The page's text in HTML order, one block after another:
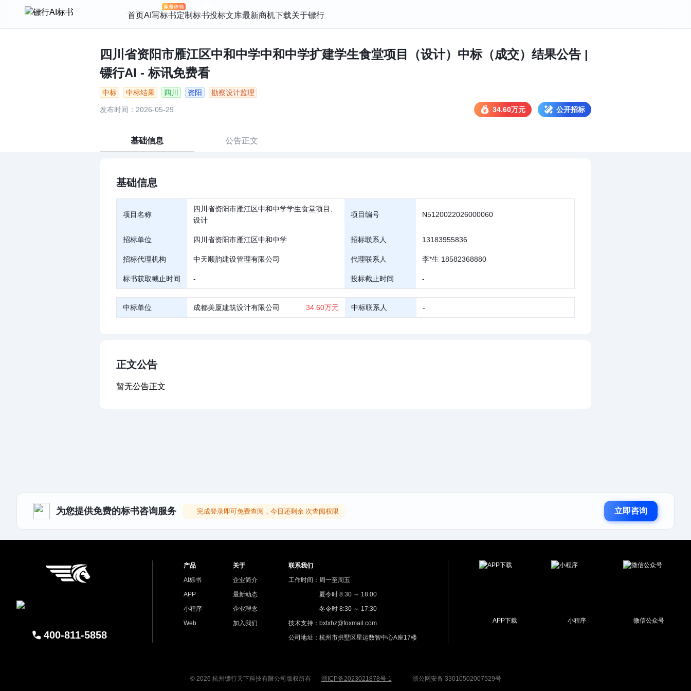
首页AI写标书定制标书投标文库最新商机下载关于镖行
四川省资阳市雁江区中和中学中和中学扩建学生食堂项目（设计）中标（成交）结果公告 |
镖行AI - 标讯免费看
中标 中标结果 四川 资阳 勘察设计监理
发布时间：2026-05-29 34.60万元 公开招标
基础信息 公告正文
基础信息
项目名称
四川省资阳市雁江区中和中学学生食堂项目、
设计
项目编号 N5120022026000060
招标单位 四川省资阳市雁江区中和中学 招标联系人 13183955836
招标代理机构 中天顺韵建设管理有限公司 代理联系人 李*生 18582368880
标书获取截止时间 - 投标截止时间 -
中标单位 成都美厦建筑设计有限公司 34.60万元 中标联系人 -
正文公告
暂无公告正文
为您提供免费的标书咨询服务 完成登录即可免费查阅，今日还剩余 次查阅权限 立即咨询
400-811-5858
产品
AI标书
APP
小程序
Web
关于
企业简介
最新动态
企业理念
加入我们
联系我们
工作时间：周一至周五
夏令时 8:30 ～ 18:00
冬令时 8:30 ～ 17:30
技术支持：bxtxhz@foxmail.com
公司地址：杭州市拱墅区星运数智中心A座17楼
APP下载 小程序 微信公众号
© 2026 杭州镖行天下科技有限公司版权所有 浙ICP备2023021878号-1 浙公网安备 33010502007529号